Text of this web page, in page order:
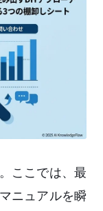
ここでは、最
ニュアルを瞬